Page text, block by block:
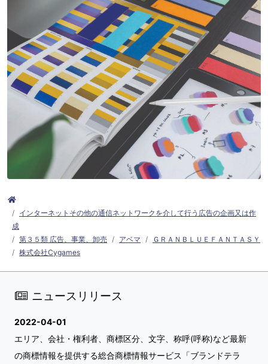
インターネットその他の通信ネットワークを介して行う広告の企画又は作
成
第３５類 広告、事業、卸売
アベマ
ＧＲＡＮＢＬＵＥＦＡＮＴＡＳＹ
株式会社Cygames
ニュースリリース
2022-04-01
エリア、会社・権利者、商標区分、文字、称呼(呼称)など最新
の商標情報を提供する総合商標情報サービス「ブランドテラ